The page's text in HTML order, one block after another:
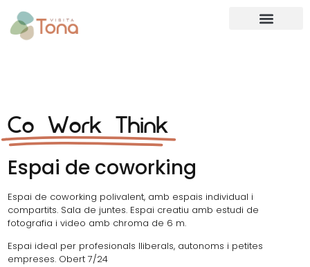
Co Work Think
Espai de coworking
Espai de coworking polivalent, amb espais individual i
compartits. Sala de juntes. Espai creatiu amb estudi de
fotografia i video amb chroma de 6 m.
Espai ideal per profesionals lliberals, autonoms i petites
empreses. Obert 7/24